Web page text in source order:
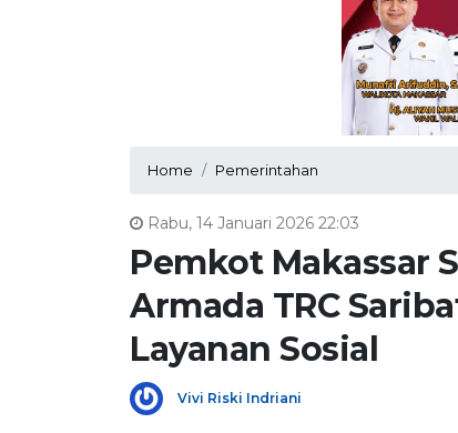
Home Pemerintahan
Rabu, 14 Januari 2026 22:03
Pemkot Makassar
Armada TRC
Layanan Sosial
Vivi Riski Indriani